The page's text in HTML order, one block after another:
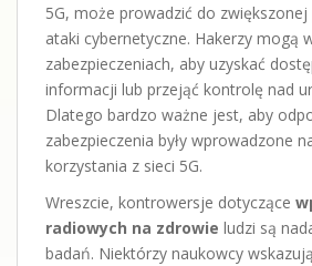
5G, może prowadzić do
ataki cybernetyczne. Hakerzy mogą
zabezpieczeniach, aby uzyskać
informacji lub przejąć kontrolę nad
Dlatego bardzo ważne jest, aby
zabezpieczenia były wprowadzone
korzystania z sieci 5G.
Wreszcie, kontrowersje dotyczące
radiowych na zdrowie ludzi są
badań. Niektórzy naukowcy